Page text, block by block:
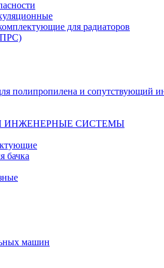
для радиаторов
полипропилена и сопутствующий
ИНЖЕНЕРНЫЕ СИСТЕМЫ
бачка
машин